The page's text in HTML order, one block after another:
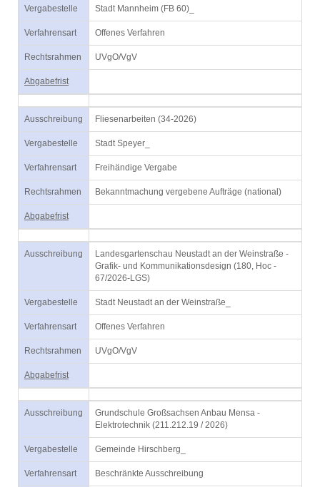
Vergabestelle Stadt Mannheim (FB 60)_
Verfahrensart Offenes Verfahren
Rechtsrahmen UVgO/VgV
Abgabefrist
Ausschreibung Fliesenarbeiten (34-2026)
Vergabestelle Stadt Speyer_
Verfahrensart Freihändige Vergabe
Rechtsrahmen Bekanntmachung vergebene Aufträge (national)
Abgabefrist
Ausschreibung
Landesgartenschau Neustadt an der Weinstraße -
Grafik- und Kommunikationsdesign (180, Hoc -
67/2026-LGS)
Vergabestelle Stadt Neustadt an der Weinstraße_
Verfahrensart Offenes Verfahren
Rechtsrahmen UVgO/VgV
Abgabefrist
Ausschreibung
Grundschule Großsachsen Anbau Mensa -
Elektrotechnik (211.212.19 / 2026)
Vergabestelle Gemeinde Hirschberg_
Verfahrensart Beschränkte Ausschreibung